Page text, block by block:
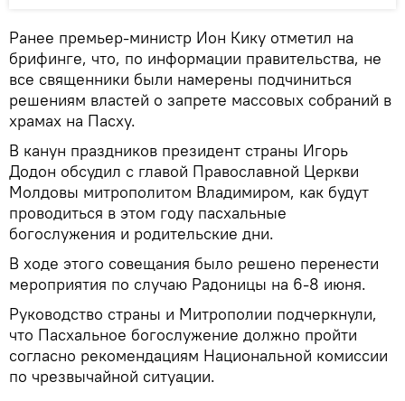
Ранее премьер-министр Ион Кику отметил на
брифинге, что, по информации правительства, не
все священники были намерены подчиниться
решениям властей о запрете массовых собраний в
храмах на Пасху.
В канун праздников президент страны Игорь
Додон обсудил с главой Православной Церкви
Молдовы митрополитом Владимиром, как будут
проводиться в этом году пасхальные
богослужения и родительские дни.
В ходе этого совещания было решено перенести
мероприятия по случаю Радоницы на 6-8 июня.
Руководство страны и Митрополии подчеркнули,
что Пасхальное богослужение должно пройти
согласно рекомендациям Национальной комиссии
по чрезвычайной ситуации.